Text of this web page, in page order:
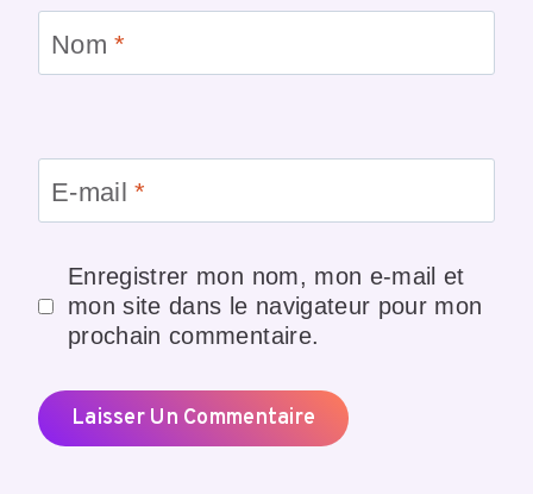
Nom*
E-mail*
Enregistrer mon nom, mon e-mail et
mon site dans le navigateur pour mon
prochain commentaire.